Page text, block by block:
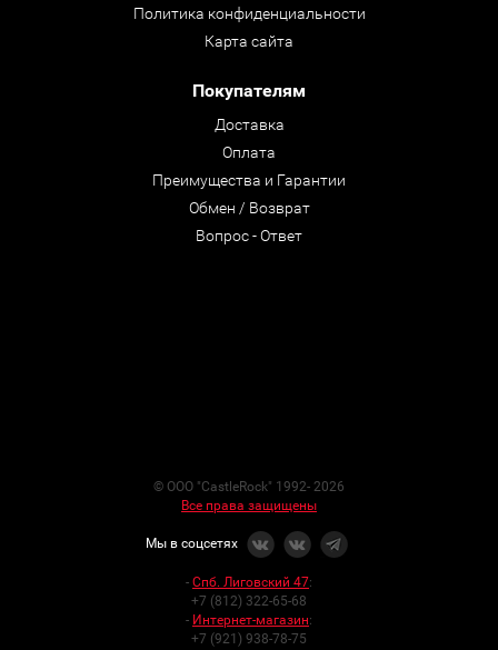
Политика конфиденциальности
Карта сайта
Покупателям
Доставка
Оплата
Преимущества и Гарантии
Обмен / Возврат
Вопрос - Ответ
© ООО "CastleRock" 1992- 2026
Все права защищены
Мы в соцсетях
- Спб. Лиговский 47:
+7 (812) 322-65-68
- Интернет-магазин:
+7 (921) 938-78-75